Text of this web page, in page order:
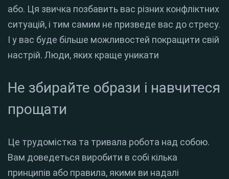
або. Ця звичка позбавить вас різних конфліктних
ситуацій, і тим самим не призведе вас до стресу.
І у вас буде більше можливостей покращити свій
настрій. Люди, яких краще уникати
Не збирайте образи і навчитеся
прощати
Це трудомістка та тривала робота над собою.
Вам доведеться виробити в собі кілька
принципів або правила, якими ви надалі